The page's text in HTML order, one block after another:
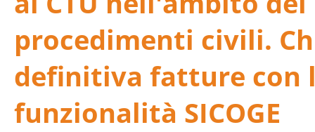
procedimenti civili.
definitiva fatture con
funzionalità SICOGE